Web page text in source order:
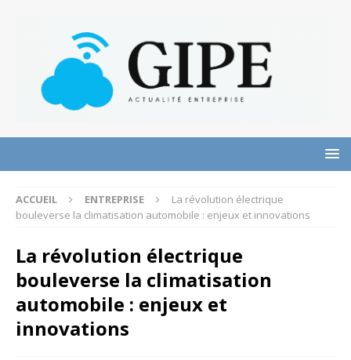
ACCUEIL ENTREPRISE
La révolution électrique
bouleverse la climatisation automobile : enjeux et innovations
La révolution électrique
bouleverse la climatisation
automobile : enjeux et
innovations